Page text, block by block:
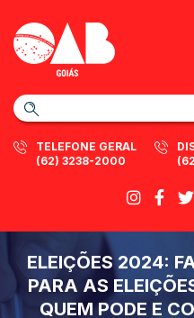
TELEFONE GERAL
(62) 3238-2000
ELEIÇÕES 2024:
PARA AS
QUEM PODE E